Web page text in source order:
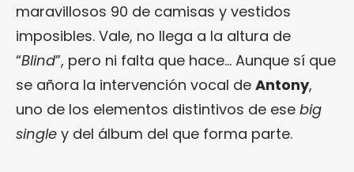
maravillosos 90 de camisas y vestidos
imposibles. Vale, no llega a la altura de
“Blind”, pero ni falta que hace… Aunque sí que
se añora la intervención vocal de Antony,
uno de los elementos distintivos de ese big
single y del álbum del que forma parte.